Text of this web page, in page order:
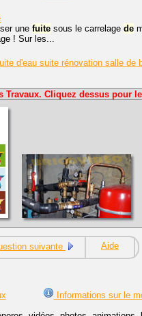
une fuite sous le carrelage de
! Sur les...
d'eau suite rénovation salle de
Cliquez dessus pour
suivante Aide
Informations sur le